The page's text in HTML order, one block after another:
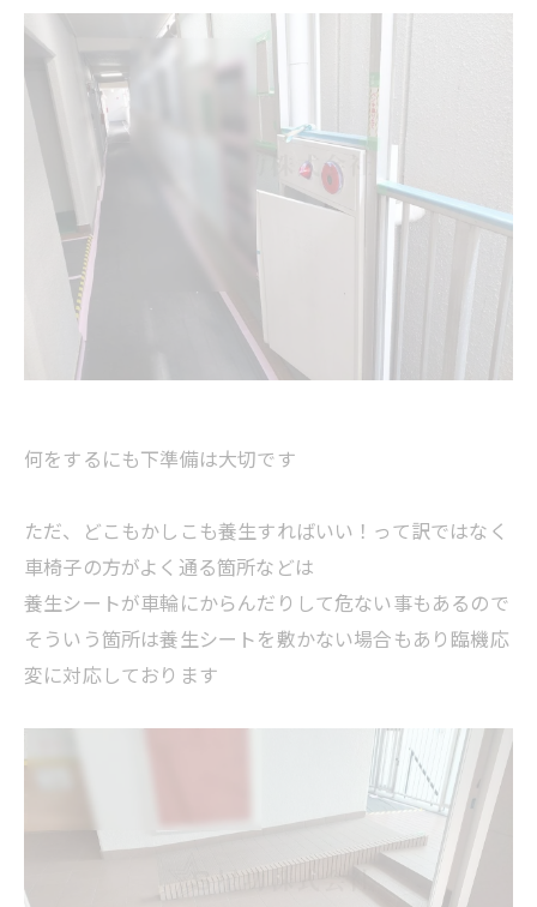
何をするにも下準備は大切です
ただ、どこもかしこも養生すればいい！って訳ではなく
車椅子の方がよく通る箇所などは
養生シートが車輪にからんだりして危ない事もあるので
そういう箇所は養生シートを敷かない場合もあり臨機応
変に対応しております